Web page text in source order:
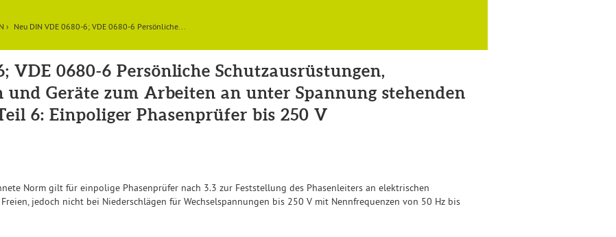
› Neu DIN VDE 0680-6; VDE 0680-6 Persönliche...
VDE 0680-6 Persönliche Schutzausrüstungen,
Geräte zum Arbeiten an unter Spannung stehenden
6: Einpoliger Phasenprüfer bis 250 V
Norm gilt für einpolige Phasenprüfer nach 3.3 zur Feststellung des Phasenleiters an elektrischen
jedoch nicht bei Niederschlägen für Wechselspannungen bis 250 V mit Nennfrequenzen von 50 Hz bis